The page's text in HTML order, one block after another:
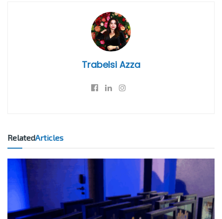
Trabelsi Azza
RelatedArticles